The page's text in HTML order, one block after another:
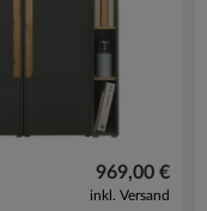
969,00 €
inkl. Versand